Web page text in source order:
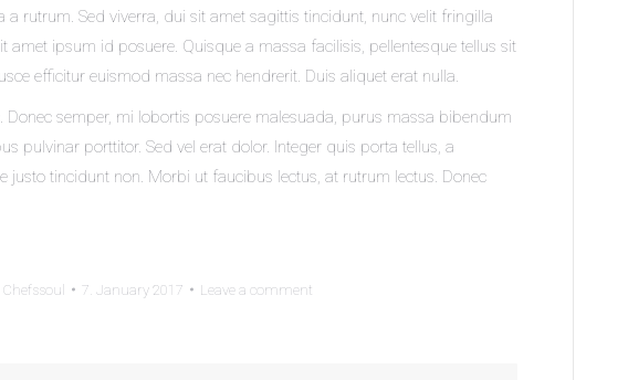
rutrum. Sed viverra, dui sit amet sagittis tincidunt, nunc velit fringilla
ipsum id posuere. Quisque a massa facilisis, pellentesque tellus sit
efficitur euismod massa nec hendrerit. Duis aliquet erat nulla.
semper, mi lobortis posuere malesuada, purus massa bibendum
pulvinar porttitor. Sed vel erat dolor. Integer quis porta tellus, a
tincidunt non. Morbi ut faucibus lectus, at rutrum lectus. Donec
Chefssoul 7. January 2017 Leave a comment